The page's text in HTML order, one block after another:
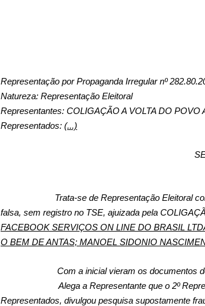
Representação por Propaganda Irregular nº
Natureza: Representação Eleitoral
Representantes: COLIGAÇÃO A VOLTA DO POVO
Representados: (...)
Trata-se de Representação Eleitoral
falsa, sem registro no TSE, ajuizada pela
FACEBOOK SERVIÇOS ON LINE DO BRASIL
O BEM DE ANTAS; MANOEL SIDONIO
Com a inicial vieram os documentos
Alega a Representante que o 2º
Representados, divulgou pesquisa supostamente